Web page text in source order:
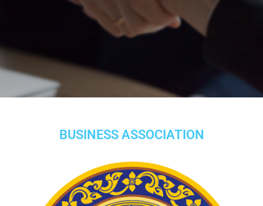
BUSINESS ASSOCIATION​